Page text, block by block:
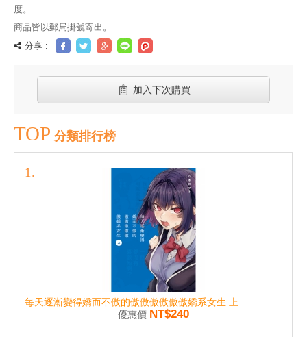
度。
商品皆以郵局掛號寄出。
分享 :
加入下次購買
TOP 分類排行榜
每天逐漸變得嬌而不傲的傲傲傲傲傲傲嬌系女生 上
優惠價 NT$240